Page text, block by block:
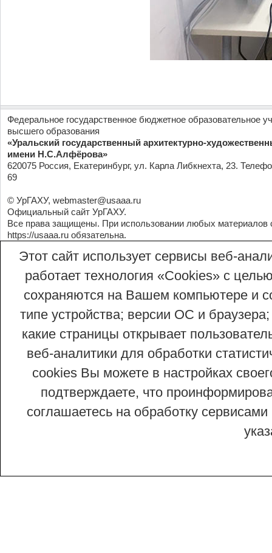
Федеральное государственное бюджетное образовательное
высшего образования
«Уральский государственный архитектурно-
имени Н.С.Алфёрова»
620075 Россия, Екатеринбург, ул. Карла Либкнехта, 23.
69
© УрГАХУ, webmaster@usaaa.ru
Официальный сайт УрГАХУ.
Все права защищены. При использовании любых материалов
https://usaaa.ru обязательна.
Этот сайт использует сервисы веб-
работает технология «Сookies» с
сохраняются на Вашем компьютере и
типе устройства; версии ОС и
какие страницы открывает
веб-аналитики для обработки
cookies Вы можете в настройках
подтверждаете, что
соглашаетесь на обработку